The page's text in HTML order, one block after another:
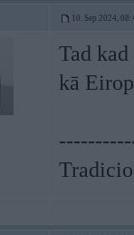
10. Sep 2024,
Tad
kā